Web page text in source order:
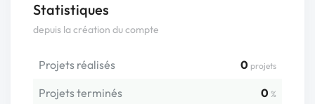
Statistiques
depuis la création du compte
Projets réalisés 0 projets
Projets terminés 0 %